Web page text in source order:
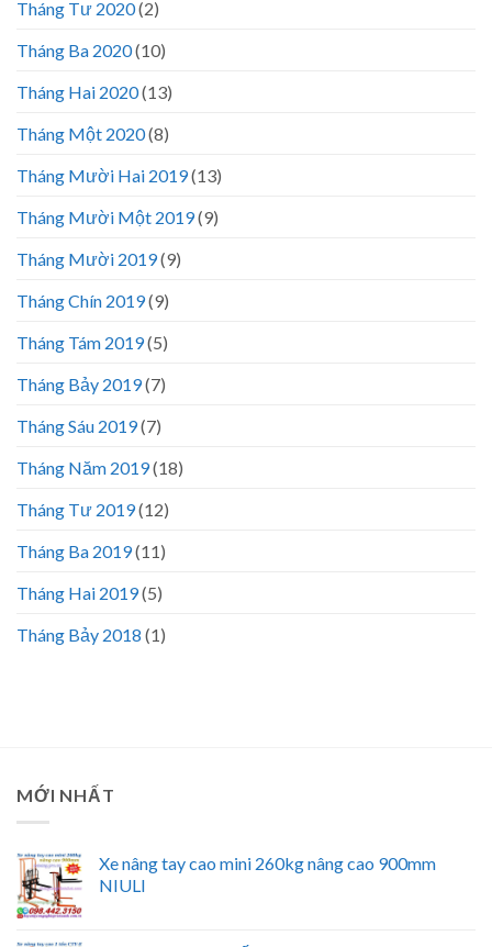
Tháng Tư 2020(2)
Tháng Ba 2020(10)
Tháng Hai 2020(13)
Tháng Một 2020(8)
Tháng Mười Hai 2019(13)
Tháng Mười Một 2019(9)
Tháng Mười 2019(9)
Tháng Chín 2019(9)
Tháng Tám 2019(5)
Tháng Bảy 2019(7)
Tháng Sáu 2019(7)
Tháng Năm 2019(18)
Tháng Tư 2019(12)
Tháng Ba 2019(11)
Tháng Hai 2019(5)
Tháng Bảy 2018 (1)
MỚI NHẤT
Xe nâng tay cao mini 260kg nâng cao 900mm
NIULI